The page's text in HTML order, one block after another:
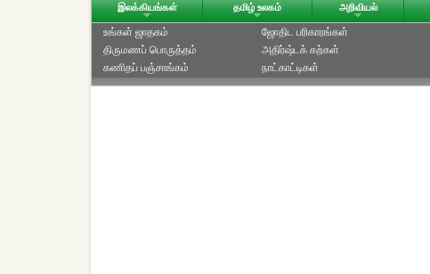
இலக்கியங்கள் தமிழ் உலகம் அறிவியல்
உங்கள் ஜாதகம்
திருமணப் பொருத்தம்
கணிதப் பஞ்சாங்கம்
ஜோதிட ப‌ரிகார‌ங்க‌ள்
அதிர்ஷ்டக் கற்கள்
நாட்காட்டிகள்